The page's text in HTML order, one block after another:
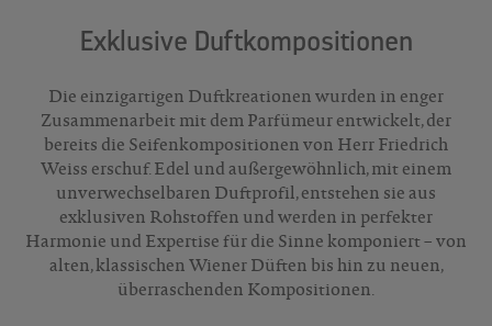
Exklusive Duftkompositionen
Die einzigartigen Duftkreationen wurden in enger
Zusammenarbeit mit dem Parfümeur entwickelt, der
bereits die Seifenkompositionen von Herr Friedrich
Weiss erschuf. Edel und außergewöhnlich, mit einem
unverwechselbaren Duftprofil, entstehen sie aus
exklusiven Rohstoffen und werden in perfekter
Harmonie und Expertise für die Sinne komponiert – von
alten, klassischen Wiener Düften bis hin zu neuen,
überraschenden Kompositionen.